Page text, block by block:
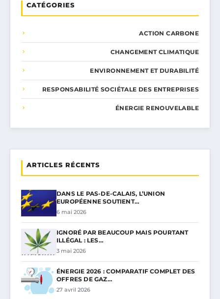
CATÉGORIES
ACTION CARBONE
CHANGEMENT CLIMATIQUE
ENVIRONNEMENT ET DURABILITÉ
RESPONSABILITÉ SOCIÉTALE DES ENTREPRISES
ÉNERGIE RENOUVELABLE
ARTICLES RÉCENTS
DANS LE PAS-DE-CALAIS, L’UNION
EUROPÉENNE SOUTIENT…
6 mai 2026
IGNORÉ PAR BEAUCOUP MAIS POURTANT
ILLÉGAL : LES…
3 mai 2026
ÉNERGIE 2026 : COMPARATIF COMPLET DES
OFFRES DE GAZ…
27 avril 2026